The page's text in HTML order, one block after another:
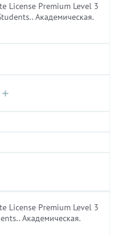
License Premium Level 3
Академическая.
License Premium Level 3
Академическая.